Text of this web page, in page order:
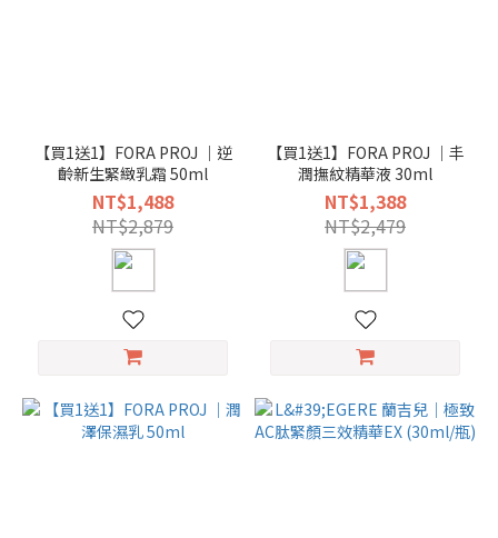
【買1送1】FORA PROJ ｜逆
齡新生緊緻乳霜 50ml
NT$1,488
NT$2,879
【買1送1】FORA PROJ ｜丰
潤撫紋精華液 30ml
NT$1,388
NT$2,479